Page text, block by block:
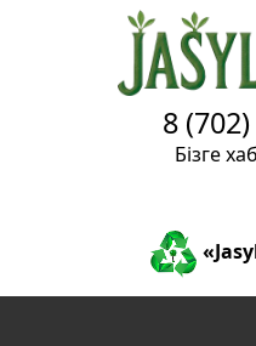
Skip to main content
8
Бізге